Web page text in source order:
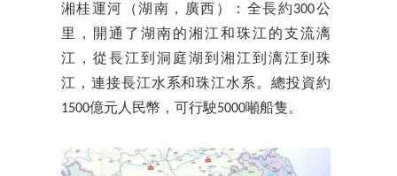
湘桂運河（湖南，廣西）：全長約300公
里，開通了湖南的湘江和珠江的支流漓
江，從長江到洞庭湖到湘江到漓江到珠
江，連接長江水系和珠江水系。總投資約
1500億元人民幣，可行駛5000噸船隻。